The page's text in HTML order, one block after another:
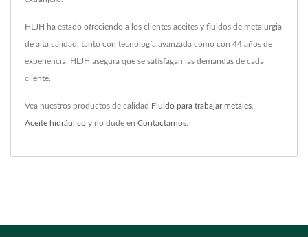
HLJH ha estado ofreciendo a los clientes aceites y fluidos de metalurgia
de alta calidad, tanto con tecnología avanzada como con 44 años de
experiencia, HLJH asegura que se satisfagan las demandas de cada
cliente.
Vea nuestros productos de calidad Fluido para trabajar metales
Aceite hidráulico y no dude en Contactarnos